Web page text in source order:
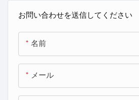
お問い合わせを送信してください
名前
メール